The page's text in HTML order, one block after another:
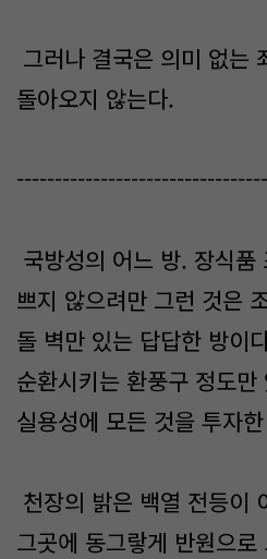
그러나 결국은 의미 없는
돌아오지 않는다.
국방성의 어느 방. 장식품
쁘지 않으려만 그런 것은
돌 벽만 있는 답답한 방이
순환시키는 환풍구 정도
실용성에 모든 것을 투자
천장의 밝은 백열 전등이
그곳에 동그랗게 반원으